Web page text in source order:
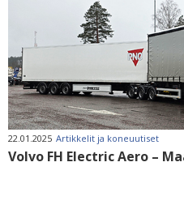
22.01.2025 Artikkelit ja koneuutiset
Volvo FH Electric Aero –